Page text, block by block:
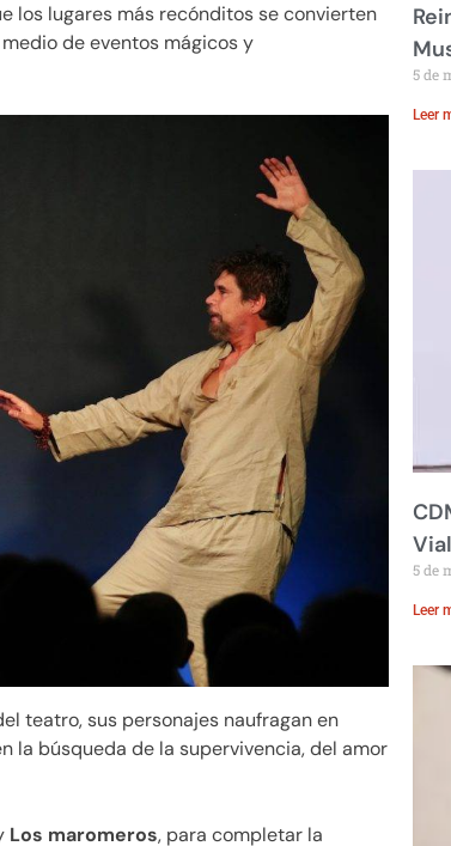
los lugares más recónditos se convierten
de eventos mágicos y
teatro, sus personajes naufragan en
la búsqueda de la supervivencia, del amor
Los maromeros, para completar la
5 de
Leer
Vial
5 de
Leer